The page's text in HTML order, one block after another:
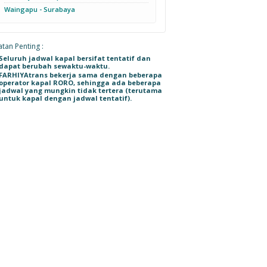
Waingapu - Surabaya
Penting :
jadwal kapal bersifat tentatif dan
berubah sewaktu-waktu.
bekerja sama dengan beberapa
kapal RORO, sehingga ada beberapa
yang mungkin tidak tertera (terutama
kapal dengan jadwal tentatif).